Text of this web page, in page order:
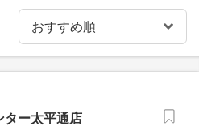
ター太平通店